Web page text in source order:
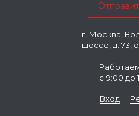
г. Москва,
шоссе, д. 73,
с 9:00 до
Вход |